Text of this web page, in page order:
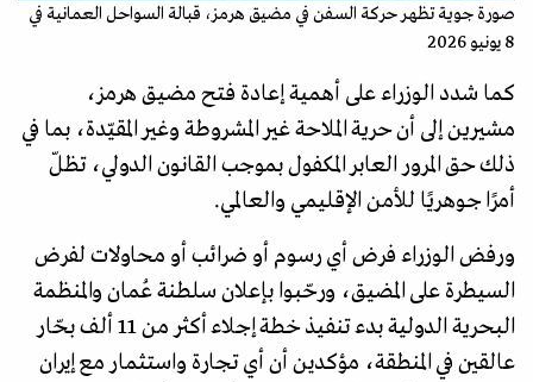
صورة جوية تظهر حركة السفن في مضيق هرمز، قبالة السواحل العمانية في
8 يونيو 2026
كما شدد الوزراء على أهمية إعادة فتح مضيق هرمز،
مشيرين إلى أن حرية الملاحة غير المشروطة وغير المقيّدة، بما في
ذلك حق المرور العابر المكفول بموجب القانون الدولي، تظلّ
أمرًا جوهريًا للأمن الإقليمي والعالمي.
ورفض الوزراء فرض أي رسوم أو ضرائب أو محاولات لفرض
السيطرة على المضيق، ورحّبوا بإعلان سلطنة عُمان والمنظمة
البحرية الدولية بدء تنفيذ خطة إجلاء أكثر من 11 ألف بحّار
عالقين في المنطقة، مؤكدين أن أي تجارة واستثمار مع إيران